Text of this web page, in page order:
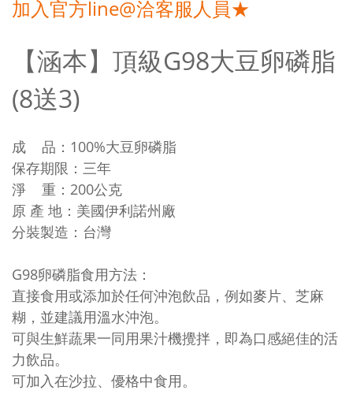
加入官方line@洽客服人員★
【涵本】頂級G98大豆卵磷脂
(8送3)
成 品：100%大豆卵磷脂
保存期限：三年
淨 重：200公克
原 產 地：美國伊利諾州廠
分裝製造：台灣
G98卵磷脂食用方法：
直接食用或添加於任何沖泡飲品，例如麥片、芝麻
糊，並建議用溫水沖泡。
可與生鮮蔬果一同用果汁機攪拌，即為口感絕佳的活
力飲品。
可加入在沙拉、優格中食用。